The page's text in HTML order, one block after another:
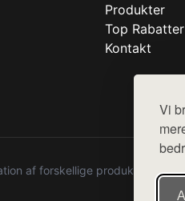
Vi
Produkter
Top Rabatter
Kontakt
af forskellige produkter fra